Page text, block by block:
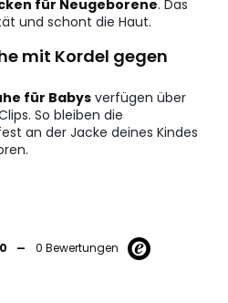
für Neugeborene. Das
und schont die Haut.
mit Kordel gegen
für Babysverfügen über
So bleiben die
an der Jacke deines Kindes
- 0 Bewertungen